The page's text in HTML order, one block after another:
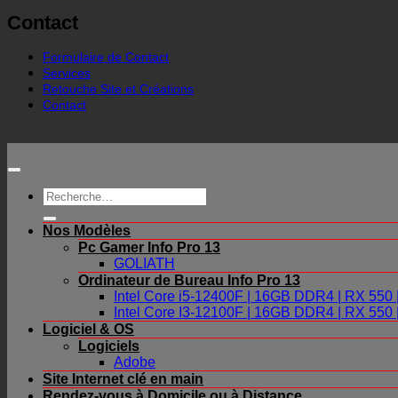
Contact
Formulaire de Contact
Services
Retouche Site et Créations
Contact
Recherche
pour :
Nos Modèles
Pc Gamer Info Pro 13
GOLIATH
Ordinateur de Bureau Info Pro 13
Intel Core i5-12400F | 16GB DDR4 | RX 550
Intel Core I3-12100F | 16GB DDR4 | RX 550
Logiciel & OS
Logiciels
Adobe
Site Internet clé en main